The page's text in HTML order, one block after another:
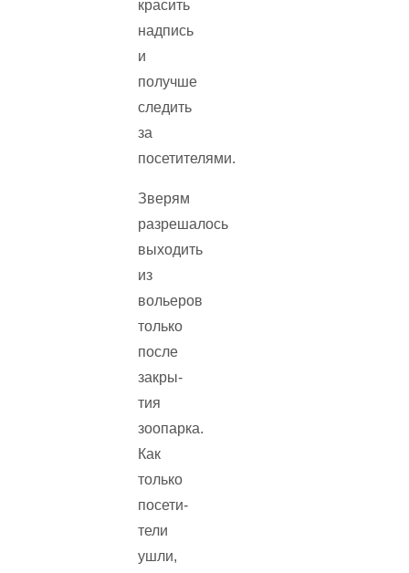
красить
надпись
и
получше
следить
за
посетителями.
Зверям
разрешалось
выходить
из
вольеров
только
после
закры­
тия
зоопарка.
Как
только
посети­
тели
ушли,